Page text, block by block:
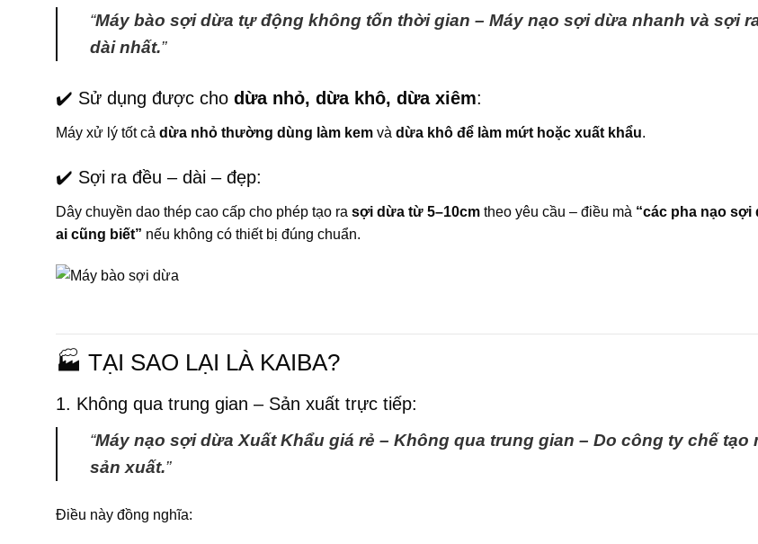
“Máy bào sợi dừa tự động không tốn thời gian – Máy nạo sợi dừa nhanh và sợi
dài nhất.”
✔️ Sử dụng được cho dừa nhỏ, dừa khô, dừa xiêm:
Máy xử lý tốt cả dừa nhỏ thường dùng làm kem và dừa khô để làm mứt hoặc xuất khẩu.
✔️ Sợi ra đều – dài – đẹp:
Dây chuyền dao thép cao cấp cho phép tạo ra sợi dừa từ 5–10cm theo yêu cầu – điều mà “các pha nạo
ai cũng biết” nếu không có thiết bị đúng chuẩn.
🏭 TẠI SAO LẠI LÀ KAIBA?
1. Không qua trung gian – Sản xuất trực tiếp:
“Máy nạo sợi dừa Xuất Khẩu giá rẻ – Không qua trung gian – Do công ty chế tạo
sản xuất.”
Điều này đồng nghĩa: